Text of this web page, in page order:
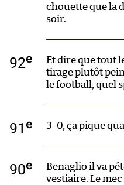
chouette que la
soir.
92e
Et dire que tout
tirage plutôt
le football, quel
91 e 3-0, ça pique
90e
Benaglio il va
vestiaire. Le